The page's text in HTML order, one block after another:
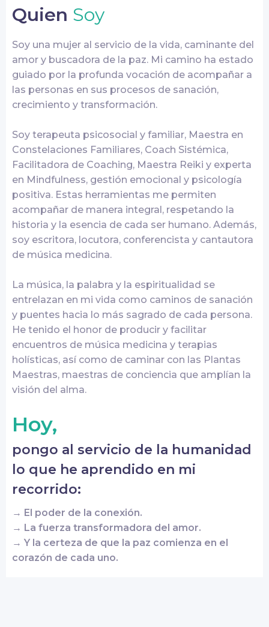
Quien Soy
Soy una mujer al servicio de la vida, caminante del
amor y buscadora de la paz. Mi camino ha estado
guiado por la profunda vocación de acompañar a
las personas en sus procesos de sanación,
crecimiento y transformación.
Soy terapeuta psicosocial y familiar, Maestra en
Constelaciones Familiares, Coach Sistémica,
Facilitadora de Coaching, Maestra Reiki y experta
en Mindfulness, gestión emocional y psicología
positiva. Estas herramientas me permiten
acompañar de manera integral, respetando la
historia y la esencia de cada ser humano. Además,
soy escritora, locutora, conferencista y cantautora
de música medicina.
La música, la palabra y la espiritualidad se
entrelazan en mi vida como caminos de sanación
y puentes hacia lo más sagrado de cada persona.
He tenido el honor de producir y facilitar
encuentros de música medicina y terapias
holísticas, así como de caminar con las Plantas
Maestras, maestras de conciencia que amplían la
visión del alma.
Hoy,
pongo al servicio de la humanidad
lo que he aprendido en mi
recorrido:
→ El poder de la conexión.
→ La fuerza transformadora del amor.
→ Y la certeza de que la paz comienza en el
corazón de cada uno.